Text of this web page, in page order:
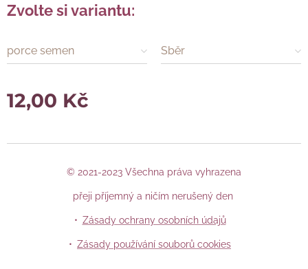
Zvolte si variantu:
porce semen Sběr
12,00 Kč
© 2021-2023 Všechna práva vyhrazena
přeji příjemný a ničím nerušený den
Zásady ochrany osobních údajů
Zásady používání souborů cookies